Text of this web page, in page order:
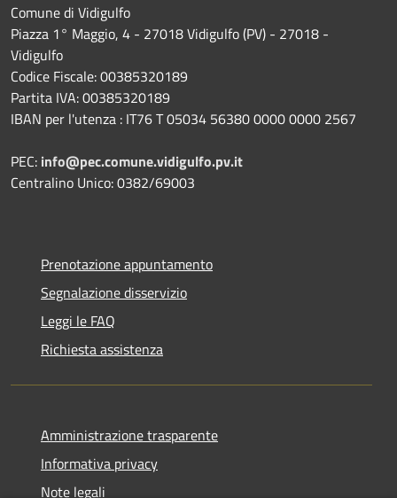
Comune di Vidigulfo
Piazza 1° Maggio, 4 - 27018 Vidigulfo (PV) - 27018 -
Vidigulfo
Codice Fiscale: 00385320189
Partita IVA: 00385320189
IBAN per l'utenza : IT76 T 05034 56380 0000 0000 2567
PEC: info@pec.comune.vidigulfo.pv.it
Centralino Unico: 0382/69003
Prenotazione appuntamento
Segnalazione disservizio
Leggi le FAQ
Richiesta assistenza
Amministrazione trasparente
Informativa privacy
Note legali